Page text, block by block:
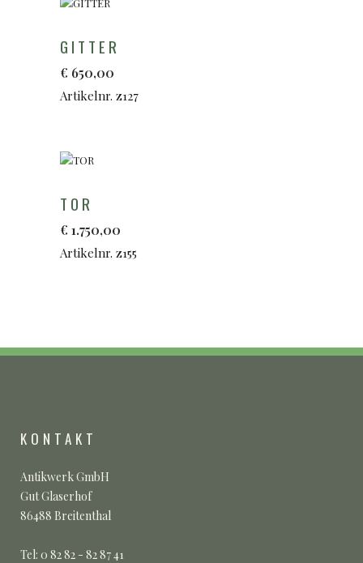
GITTER
€ 650,00
Artikelnr. z127
TOR
€ 1.750,00
Artikelnr. z155
KONTAKT
Antikwerk GmbH
Gut Glaserhof
86488 Breitenthal
Tel: 0 82 82 - 82 87 41